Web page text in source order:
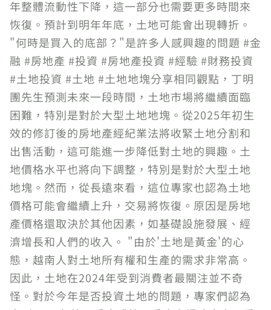
年整體流動性下降，這一部分也需要更多時間來
恢復。預計到明年年底，土地可能會出現轉折。
"何時是買入的底部？"是許多人感興趣的問題 #金
融 #房地產 #投資 #房地產投資 #經驗 #財務投資
#土地投資 #土地 #土地地塊分享相同觀點，丁明
團先生預測未來一段時間，土地市場將繼續面臨
困難，特別是對於大型土地地塊。從2025年初生
效的修訂後的房地產經紀業法將收緊土地分割和
出售活動，這可能進一步降低對土地的興趣。土
地價格水平也將向下調整，特別是對於大型土地
地塊。然而，從長遠來看，這位專家也認為土地
價格可能會繼續上升，交易將恢復。原因是房地
產價格還取決於其他因素，如基礎設施發展、經
濟增長和人們的收入。 "由於'土地是黃金'的心
態，越南人對土地所有權和生產的需求非常高。
因此，土地在2024年受到消費者最關注並不奇
怪。對於今年是否投資土地的問題，專家們認為